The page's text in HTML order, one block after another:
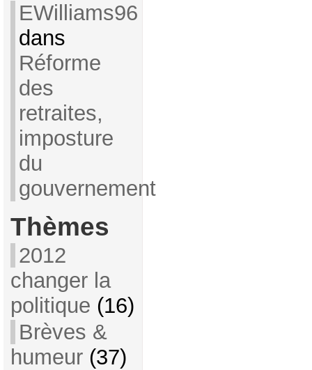
EWilliams96
dans
Réforme
des
retraites,
imposture
du
gouvernement
Thèmes
2012
changer la
politique (16)
Brèves &
humeur(37)